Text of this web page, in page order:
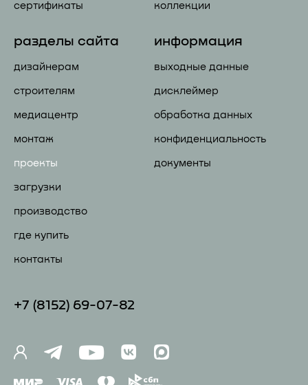
сертификаты коллекции
разделы сайта
дизайнерам
строителям
медиацентр
монтаж
проекты
загрузки
производство
где купить
контакты
информация
выходные данные
дисклеймер
обработка данных
конфиденциальность
документы
+7 (81 52) 69-07-82